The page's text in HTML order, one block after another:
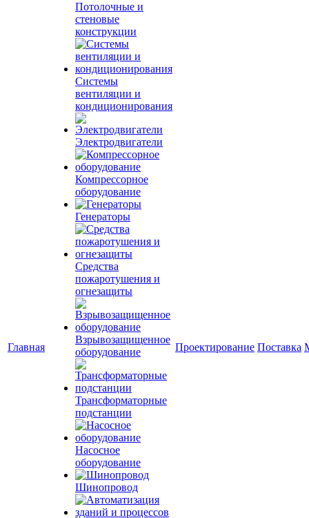
Главная
Потолочные и
стеновые
конструкции
Системы
вентиляции и
кондиционирования
Электродвигатели
Компрессорное
оборудование
Генераторы
Средства
пожаротушения и
огнезащиты
Взрывозащищенное
оборудование
Трансформаторные
подстанции
Насосное
оборудование
Шинопровод
Проектирование Поставка